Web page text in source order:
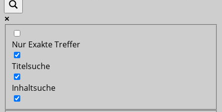
Nur Exakte Treffer
Titelsuche
Inhaltsuche